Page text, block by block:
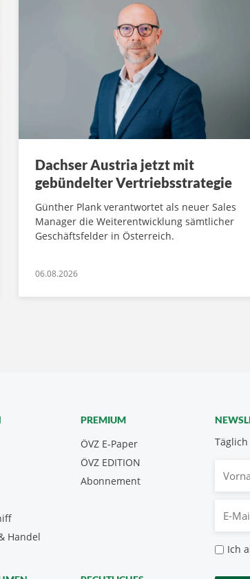
Dachser Austria jetzt mit
gebündelter Vertriebsstrategie
Günther Plank verantwortet als neuer Sales
Manager die Weiterentwicklung sämtlicher
Geschäftsfelder in Österreich.
06.08.2026
Mail
Ich
Handel
PREMIUM
ÖVZ E-Paper
Abonnement
ÖVZ EDITION